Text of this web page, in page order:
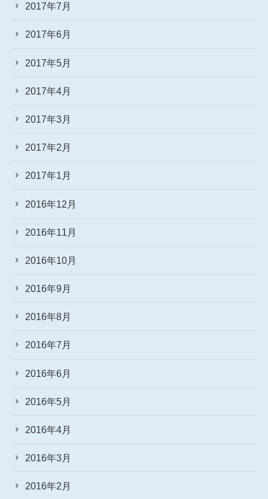
2017年7月
2017年6月
2017年5月
2017年4月
2017年3月
2017年2月
2017年1月
2016年12月
2016年11月
2016年10月
2016年9月
2016年8月
2016年7月
2016年6月
2016年5月
2016年4月
2016年3月
2016年2月